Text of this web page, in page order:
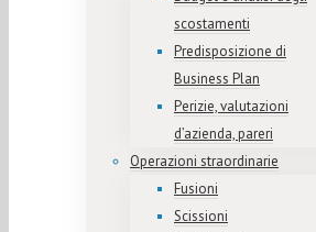
scostamenti
Predisposizione di
Business Plan
Perizie, valutazioni
d’azienda, pareri
Operazioni straordinarie
Fusioni
Scissioni